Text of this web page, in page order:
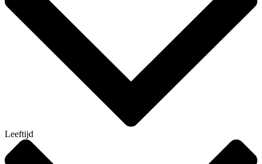
Leeftijd